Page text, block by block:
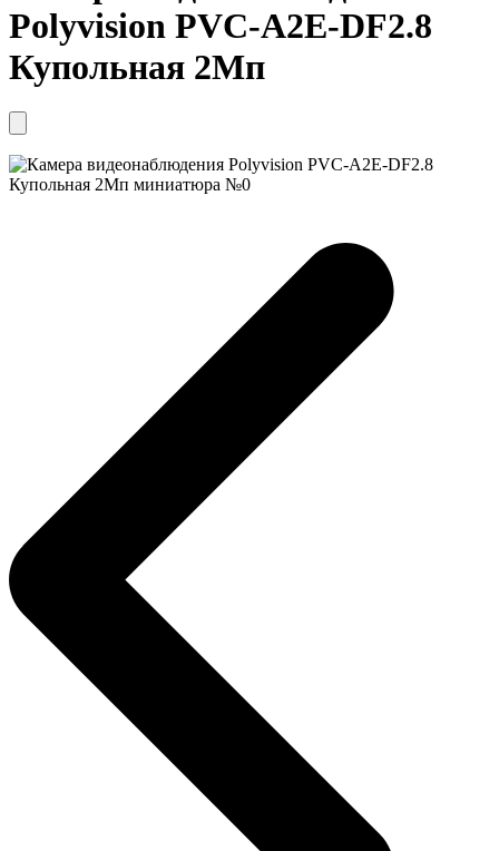
Polyvision PVC-A2E-DF2.8
Купольная 2Мп